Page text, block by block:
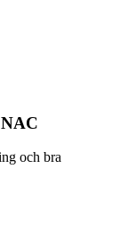
och bra